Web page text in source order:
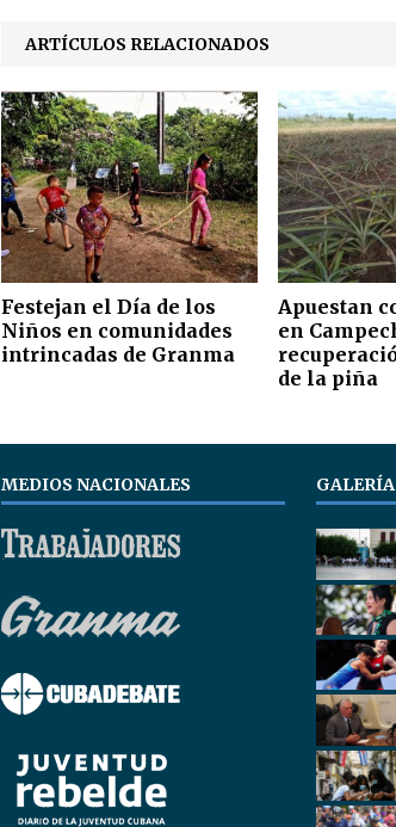
ARTÍCULOS RELACIONADOS
Festejan el Día de los
Niños en comunidades
intrincadas de Granma
Apuestan
en
de la piña
MEDIOS NACIONALES GALERÍA